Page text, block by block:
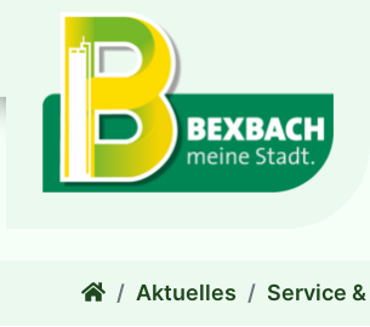
zum Inhalt
Aktuelles Service